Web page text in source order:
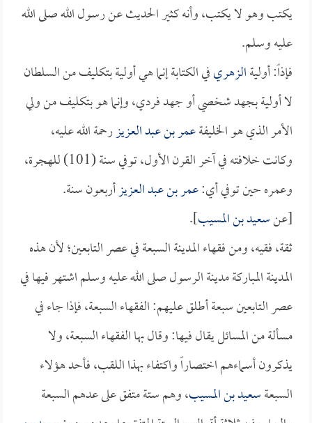
يكتب وهو لا يكتب، وأنه كثير الحديث عن رسول الله صلى الله
عليه وسلم.
فإذاً: أوليةالزهريفي الكتابة إنما هي أولية بتكليف من السلطان
لا أولية بجهد شخصي أو جهد فردي، وإنما هو بتكليف من ولي
الأمر الذي هو الخليفةعمر بن عبد العزيزرحمة الله عليه،
وكانت خلافته في آخر القرن الأول، توفي سنة (101) للهجرة،
وعمره حين توفي أي:عمر بن عبد العزيزأربعون سنة.
[عنسعيد بن المسيب].
ثقة، فقيه، ومن فقهاء المدينة السبعة في عصر التابعين؛ لأن هذه
المدينة المباركة مدينة الرسول صلى الله عليه وسلم اشتهر فيها في
عصر التابعين سبعة أطلق عليهم: الفقهاء السبعة، فإذا جاء في
مسألة من المسائل يقال فيها: وقال بها الفقهاء السبعة، ولا
يذكرون أسماءهم اختصاراً واكتفاء بهذا اللقب، فأحد هؤلاء
السبعةسعيد بن المسيب، وهم ستة متفق على عدهم السبعة